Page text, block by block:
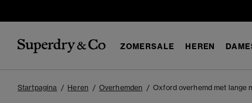
ZOMERSALE HEREN
Startpagina Heren Overhemden Oxford overhemd met lange